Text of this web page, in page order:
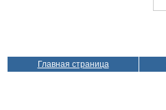
Главная страница